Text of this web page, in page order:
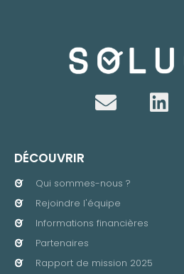
DÉCOUVRIR
Qui sommes-nous ?
Rejoindre l'équipe
Informations financières
Partenaires
Rapport de mission 2025